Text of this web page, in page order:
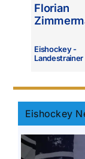
Florian
Eishockey -
Landestrainer
Eishockey
auf dem